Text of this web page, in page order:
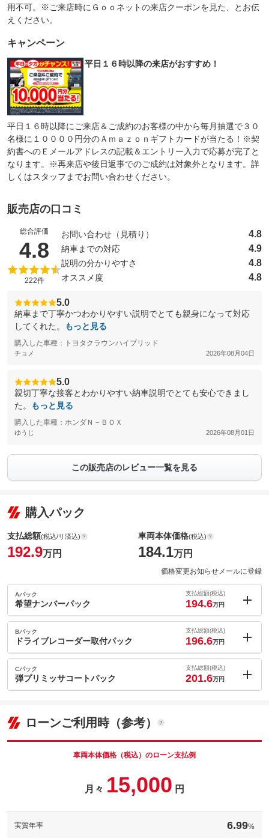
用不可。※ご来店時にＧｏｏネットの来店クーポンを見た、とお伝
えください。
キャンペーン
平日１６時以降の来店がおすすめ！
平日１６時以降にご来店＆ご成約のお客様の中から毎月抽選で３０
名様に１００００円分のＡｍａｚｏｎギフトカードが当たる！※契
約書へのＥメールアドレスの記載＆エントリー入力で応募が完了と
なります。※再来店や後日返事でのご成約は対象外となります。詳
しくはスタッフまでお問い合わせください。
販売店の口コミ
総合評価
4.8 （5点満点中）
222件
お問い合わせ（見積り） 4.8
納車までの対応 4.9
説明の分かりやすさ 4.8
オススメ度 4.8
5.0
納車まで丁寧かつわかりやすい説明でとても親身になって対応
してくれた。
もっと見る
購入した車種：トヨタクラウンハイブリッド
チョメ 2026年08月04日
5.0
親切丁寧な接客とわかりやすい納車説明でとても安心できまし
た。
もっと見る
購入した車種：ホンダＮ－ＢＯＸ
ゆうじ 2026年08月01日
この販売店のレビュー一覧を見る
購入パック
支払総額(税込/リ済込)
192.9万円
車両本体価格(税込)
184.1万円
価格変更お知らせメールに登録
Aパック
希望ナンバーパック
支払総額(税込)
194.6万円
内：オプシ
ョン価格
(税込)
車両本体価
184.1万円
このパックの見積もり依頼（無料）
Bパック
ドライブレコーダー取付パック
支払総額(税込)
196.6万円
内：オプシ
ョン価格
(税込)
車両本体価
パック内容
Cパック
弾プリミッサコートパック
支払総額(税込)
201.6万円
車両本体価
184.1
ローンご利用時（参考）
車両本体価格（税込）のローン支払例
月々 15,000 円
実質年率 6.99%